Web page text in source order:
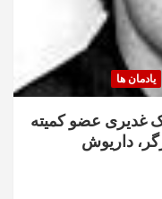
یادمان ها
غدیری عضو کمیته
داریوش